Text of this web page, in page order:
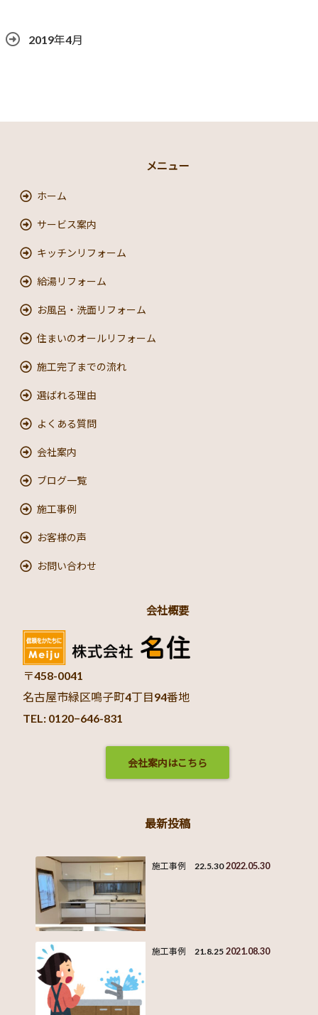
2019年4月
メニュー
ホーム
サービス案内
キッチンリフォーム
給湯リフォーム
お風呂・洗面リフォーム
住まいのオールリフォーム
施工完了までの流れ
選ばれる理由
よくある質問
会社案内
ブログ一覧
施工事例
お客様の声
お問い合わせ
会社概要
〒458-0041
名古屋市緑区鳴子町4丁目94番地
TEL: 0120−646-831
会社案内はこちら
最新投稿
施工事例 22.5.30 2022.05.30
施工事例 21.8.25 2021.08.30